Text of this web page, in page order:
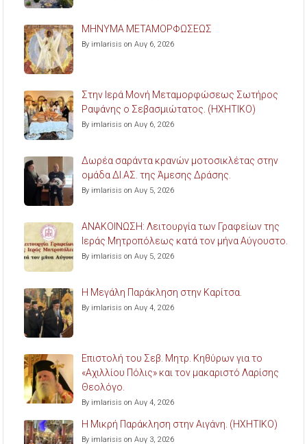
ΜΗΝΥΜΑ ΜΕΤΑΜΟΡΦΩΣΕΩΣ
By imlarisis on Αυγ 6, 2026
Στην Ιερά Μονή Μεταμορφώσεως Σωτήρος
Ραψάνης ο Σεβασμιώτατος. (ΗΧΗΤΙΚΟ)
By imlarisis on Αυγ 6, 2026
Δωρέα σαράντα κρανών μοτοσικλέτας στην
ομάδα ΔΙ.ΑΣ. της Άμεσης Δράσης.
By imlarisis on Αυγ 5, 2026
ΑΝΑΚΟΙΝΩΣΗ: Λειτουργία των Γραφείων της
Ιεράς Μητροπόλεως κατά τον μήνα Αύγουστο.
By imlarisis on Αυγ 5, 2026
Η Μεγάλη Παράκληση στην Καρίτσα.
By imlarisis on Αυγ 4, 2026
Επιστολή του Σεβ. Μητρ. Κηθύρων για το
«Αχιλλίου Πόλις» και τον μακαριστό Λαρίσης
Θεολόγο.
By imlarisis on Αυγ 4, 2026
Η Μικρή Παράκληση στην Αιγάνη. (ΗΧΗΤΙΚΟ)
By imlarisis on Αυγ 3, 2026